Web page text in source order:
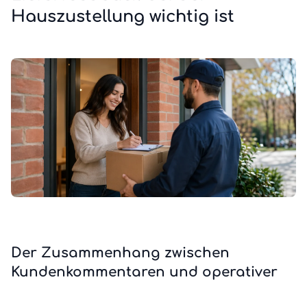
Hauszustellung wichtig ist
Der Zusammenhang zwischen
Kundenkommentaren und operativer